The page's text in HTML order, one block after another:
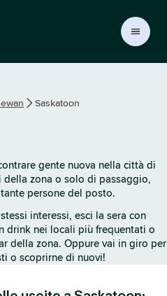
Saskatoon
gente nuova nella città di
zona o solo di passaggio,
persone del posto.
interessi, esci la sera con
drink nei locali più frequentati o
della zona. Oppure vai in giro per
o scoprirne di nuovi!